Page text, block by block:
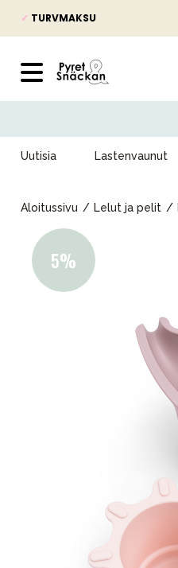
✓ TURVMAKSU
Uutisia Lastenvaunut
Aloitussivu Lelut ja pelit